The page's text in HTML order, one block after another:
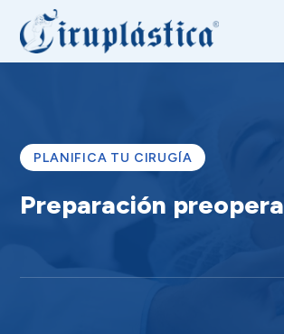
PLANIFICA TU CIRUGÍA
Preparación